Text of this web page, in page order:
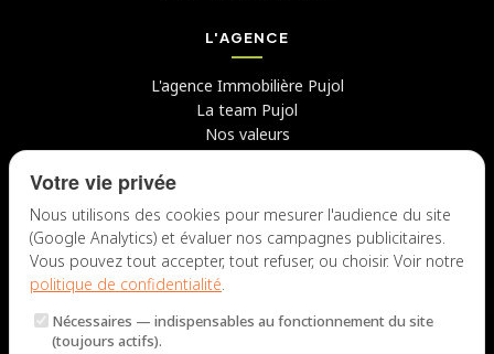
L'AGENCE
L'agence Immobilière Pujol
La team Pujol
Nos valeurs
Avis clients
Candidater chez nous
NOUS CONTACTER
Lun – Jeu : 9h – 12h / 14h – 18h
Votre vie privée
Nous utilisons des cookies pour mesurer l'audience du site
(Google Analytics) et évaluer nos campagnes publicitaires.
Vous pouvez tout accepter, tout refuser, ou choisir. Voir notre
politique de confidentialité.
Nécessaires — indispensables au fonctionnement du site
(toujours actifs).